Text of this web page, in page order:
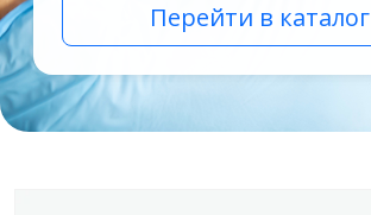
Перейти в каталог